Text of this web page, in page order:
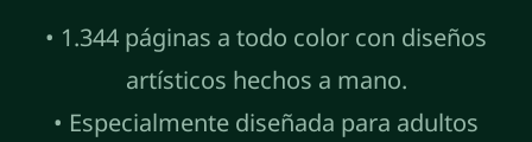
• 1.344 páginas a todo color con diseños
artísticos hechos a mano.
• Especialmente diseñada para adultos